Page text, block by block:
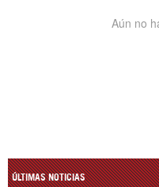
ÚLTIMAS NOTICIAS